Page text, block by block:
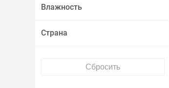
Влажность
Страна